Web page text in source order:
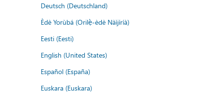
Deutsch (Deutschland)
Èdè Yorùbá (Orilẹ̀-èdè Nàìjíríà)
Eesti (Eesti)
English (United States)
Español (España)
Euskara (Euskara)